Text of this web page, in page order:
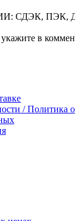
СДЭК, ПЭК,
в
/ Политика